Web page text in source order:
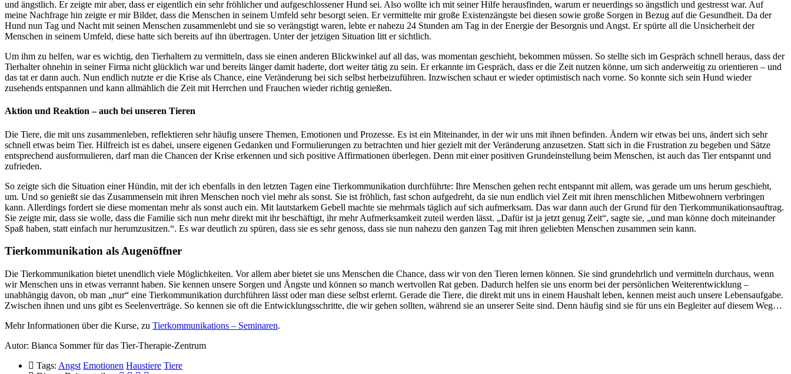
und ängstlich. Er zeigte mir aber, dass er eigentlich ein sehr fröhlicher und aufgeschlossener Hund sei. Also wollte ich mit seiner Hilfe herausfinden, warum er neuerdings so ängstlich und gestresst war. Auf
meine Nachfrage hin zeigte er mir Bilder, dass die Menschen in seinem Umfeld sehr besorgt seien. Er vermittelte mir große Existenzängste bei diesen sowie große Sorgen in Bezug auf die Gesundheit. Da der
Hund nun Tag und Nacht mit seinen Menschen zusammenlebt und sie so verängstigt waren, lebte er nahezu 24 Stunden am Tag in der Energie der Besorgnis und Angst. Er spürte all die Unsicherheit der
Menschen in seinem Umfeld, diese hatte sich bereits auf ihn übertragen. Unter der jetzigen Situation litt er sichtlich.
Um ihm zu helfen, war es wichtig, den Tierhaltern zu vermitteln, dass sie einen anderen Blickwinkel auf all das, was momentan geschieht, bekommen müssen. So stellte sich im Gespräch schnell heraus, dass der
Tierhalter ohnehin in seiner Firma nicht glücklich war und bereits länger damit haderte, dort weiter tätig zu sein. Er erkannte im Gespräch, dass er die Zeit nutzen könne, um sich anderweitig zu orientieren – und
das tat er dann auch. Nun endlich nutzte er die Krise als Chance, eine Veränderung bei sich selbst herbeizuführen. Inzwischen schaut er wieder optimistisch nach vorne. So konnte sich sein Hund wieder
zusehends entspannen und kann allmählich die Zeit mit Herrchen und Frauchen wieder richtig genießen.
Aktion und Reaktion – auch bei unseren Tieren
Die Tiere, die mit uns zusammenleben, reflektieren sehr häufig unsere Themen, Emotionen und Prozesse. Es ist ein Miteinander, in der wir uns mit ihnen befinden. Ändern wir etwas bei uns, ändert sich sehr
schnell etwas beim Tier. Hilfreich ist es dabei, unsere eigenen Gedanken und Formulierungen zu betrachten und hier gezielt mit der Veränderung anzusetzen. Statt sich in die Frustration zu begeben und Sätze
entsprechend ausformulieren, darf man die Chancen der Krise erkennen und sich positive Affirmationen überlegen. Denn mit einer positiven Grundeinstellung beim Menschen, ist auch das Tier entspannt und
zufrieden.
So zeigte sich die Situation einer Hündin, mit der ich ebenfalls in den letzten Tagen eine Tierkommunikation durchführte: Ihre Menschen gehen recht entspannt mit allem, was gerade um uns herum geschieht,
um. Und so genießt sie das Zusammensein mit ihren Menschen noch viel mehr als sonst. Sie ist fröhlich, fast schon aufgedreht, da sie nun endlich viel Zeit mit ihren menschlichen Mitbewohnern verbringen
kann. Allerdings fordert sie diese momentan mehr als sonst auch ein. Mit lautstarkem Gebell machte sie mehrmals täglich auf sich aufmerksam. Das war dann auch der Grund für den Tierkommunikationsauftrag.
Sie zeigte mir, dass sie wolle, dass die Familie sich nun mehr direkt mit ihr beschäftigt, ihr mehr Aufmerksamkeit zuteil werden lässt. „Dafür ist ja jetzt genug Zeit“, sagte sie, „und man könne doch miteinander
Spaß haben, statt einfach nur herumzusitzen.“. Es war deutlich zu spüren, dass sie es sehr genoss, dass sie nun nahezu den ganzen Tag mit ihren geliebten Menschen zusammen sein kann.
Tierkommunikation als Augenöffner
Die Tierkommunikation bietet unendlich viele Möglichkeiten. Vor allem aber bietet sie uns Menschen die Chance, dass wir von den Tieren lernen können. Sie sind grundehrlich und vermitteln durchaus, wenn
wir Menschen uns in etwas verrannt haben. Sie kennen unsere Sorgen und Ängste und können so manch wertvollen Rat geben. Dadurch helfen sie uns enorm bei der persönlichen Weiterentwicklung –
unabhängig davon, ob man „nur“ eine Tierkommunikation durchführen lässt oder man diese selbst erlernt. Gerade die Tiere, die direkt mit uns in einem Haushalt leben, kennen meist auch unsere Lebensaufgabe.
Zwischen ihnen und uns gibt es Seelenverträge. So kennen sie oft die Entwicklungsschritte, die wir gehen sollten, während sie an unserer Seite sind. Denn häufig sind sie für uns ein Begleiter auf diesem Weg…
Mehr Informationen über die Kurse, zu Tierkommunikations – Seminaren.
Autor: Bianca Sommer für das Tier-Therapie-Zentrum
Tags: Angst Emotionen Haustiere Tiere